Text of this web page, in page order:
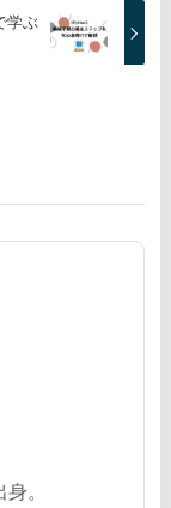
学ぶ
。